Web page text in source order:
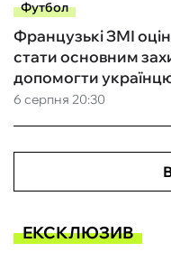
Футбол
6 серпня 20:30
Французькі ЗМІ
стати основним
допомогти
ЕКСКЛЮЗИВ